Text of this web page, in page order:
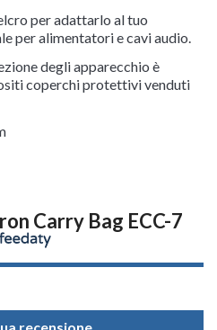
per adattarlo al tuo
per alimentatori e cavi audio.
degli apparecchio è
coperchi protettivi venduti
Carry Bag ECC-7